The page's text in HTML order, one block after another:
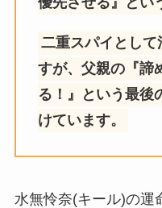
二重スパイとし
すが、父親の『諦
る！』という最後
けています。
水無怜奈(キール)の運